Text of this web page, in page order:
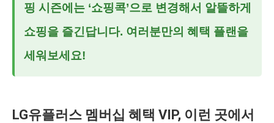
핑 시즌에는 ‘쇼핑콕’으로 변경해서 알뜰하게
쇼핑을 즐긴답니다. 여러분만의 혜택 플랜을
세워보세요!
LG유플러스 멤버십 혜택 VIP, 이런 곳에서